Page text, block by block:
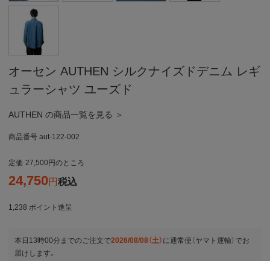
オーセン AUTHEN シルクナイズドデニム レギ
ュラーシャツ ユーズド
AUTHEN の商品一覧を見る ＞
商品番号 aut-122-002
定価 27,500 のところ
24,750 税込
1,238 ポイント進呈
本日 13時00分 までのご注文で2026/08/08（土） に通常便（ヤマト運輸） でお
届けします。